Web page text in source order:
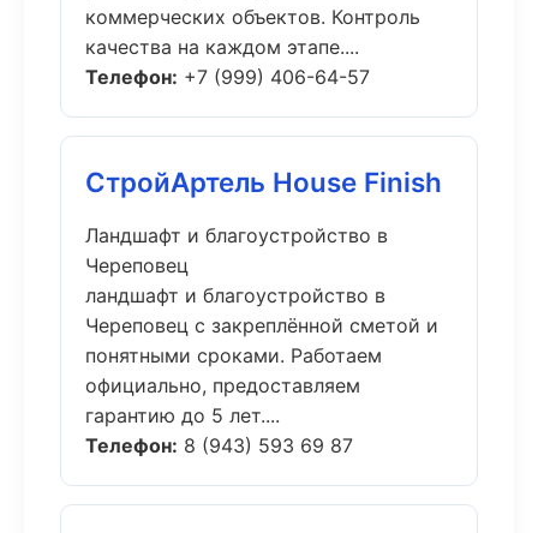
коммерческих объектов. Контроль
качества на каждом этапе....
Телефон: +7 (999) 406-64-57
СтройАртель House Finish
Ландшафт и благоустройство в
Череповец
ландшафт и благоустройство в
Череповец с закреплённой сметой и
понятными сроками. Работаем
официально, предоставляем
гарантию до 5 лет....
Телефон: 8 (943) 593 69 87